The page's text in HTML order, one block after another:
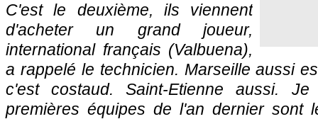
C'est le deuxième, ils viennent
d'acheter un grand joueur,
international français (Valbuena),
a rappelé le technicien. Marseille aussi
c'est costaud. Saint-Etienne aussi.
premières équipes de l'an dernier sont